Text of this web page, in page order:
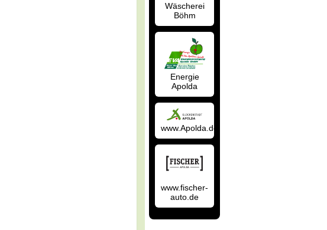
Wäscherei
Böhm
Energie
Apolda
www.Apolda.de
www.fischer-
auto.de